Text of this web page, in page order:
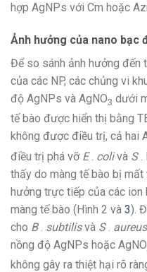
hợp AgNPs với Cm hoặc
Ảnh hưởng của nano bạc
Để so sánh ảnh hưởng đến
của các NP, các chủng vi
độ AgNPs và AgNO3 dưới
tế bào được hiển thị bằng
không được điều trị, cả hai
điều trị phá vỡ E. colivà S.
thấy do màng tế bào bị mất
hưởng trực tiếp của các
màng tế bào (Hình​ 2 và 3).
cho B. subtilisvà S. aureus
nồng độ AgNPs hoặc AgNO
không gây ra thiệt hại rõ